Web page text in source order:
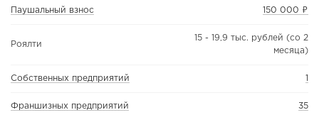
Паушальный взнос 150 000 ₽
Роялти
15 - 19,9 тыс. рублей (со 2
месяца)
Собственных предприятий 1
Франшизных предприятий 35